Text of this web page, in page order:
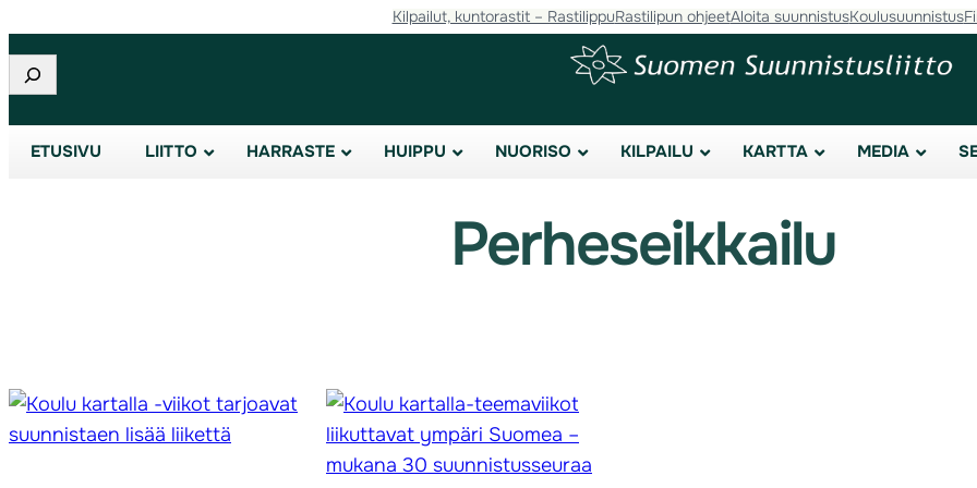
sisältöön
Kilpailut, kuntorastit – RastilippuRastilipun ohjeetAloita suunnistusKoulusuunnistus
Etsi
ETUSIVU LIITTO HARRASTE HUIPPU NUORISO KILPAILU KARTTA MEDIA
Perheseikkailu